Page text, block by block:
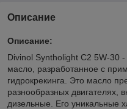
Описание
Описание:
Divinol Syntholight C2 5W-30
масло, разработанное с
гидрокрекинга. Это масло
разнообразных двигателях,
дизельные. Его уникальные